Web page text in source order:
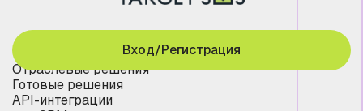
Отраслевые решения
Готовые решения
API-интеграции
Вход/Регистрация